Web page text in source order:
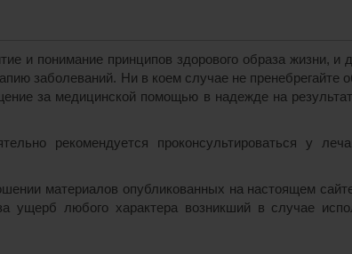
и понимание принципов здорового образа жизни, и
заболеваний. Ни в коем случае не
за медицинской помощью в надежде на
рекомендуется проконсультироваться у
материалов опубликованных на настоящем
ущерб любого характера возникший в случае